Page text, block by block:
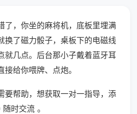
了，你坐的麻将机，底板里埋满
换了磁力骰子，桌板下的电磁线
就几点。后台那小子戴着蓝牙耳
给你喂牌、点炮。
要帮助，想获取一对一指导，添
时交流 。